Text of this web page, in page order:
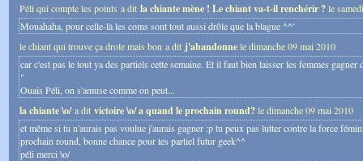
Péli qui compte les points a dit la chiante mène ! Le chiant va-t-il renchérir ?le
Mouahaha, pour celle-là les coms sont tout aussi drôle que la blague ^^'
le chiant qui trouve ça drole mais bon a dit j'abandonnele dimanche 09 mai 2010
car c'est pas le tout ya des partiels cette semaine. Et il faut bien laisser les femmes
"
Ouais Péli, on s'amuse comme on peut...
la chiante \o/a dit victoire \o/ a quand le prochain round?le dimanche 09 mai 2010
et même si tu n'aurais pas voulue j'aurais gagner :p tu peux pas lutter contre la force
prochain round, bonne chance pour tes partiel futur geek^^
péli merci \o/